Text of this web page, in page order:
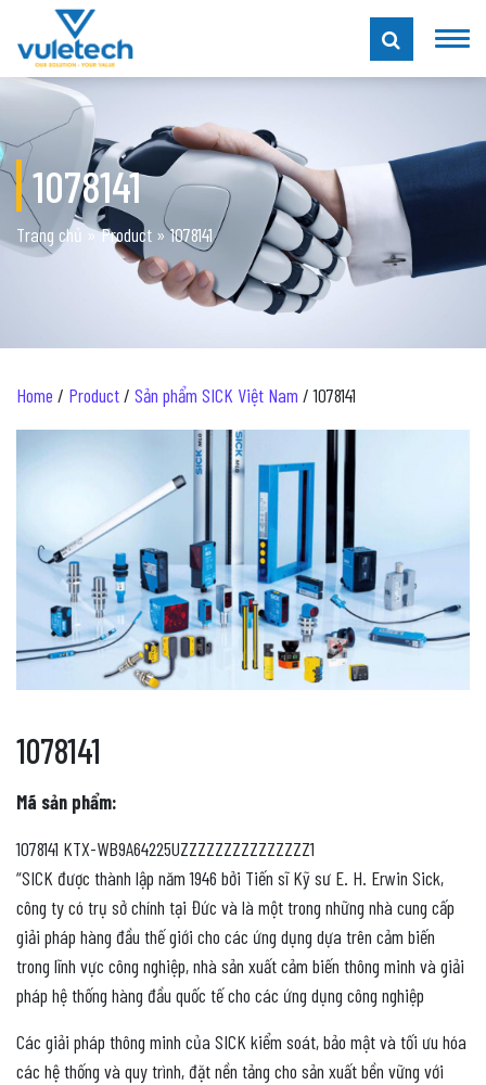
1078141
Trang chủ »Product »1078141
Home / Product/ Sản phẩm SICK Việt Nam / 1078141
1078141
Mã sản phẩm:
1078141 KTX-WB9A64225UZZZZZZZZZZZZZZZ1
“SICK được thành lập năm 1946 bởi Tiến sĩ Kỹ sư E. H. Erwin Sick,
công ty có trụ sở chính tại Đức và là một trong những nhà cung cấp
giải pháp hàng đầu thế giới cho các ứng dụng dựa trên cảm biến
trong lĩnh vực công nghiệp, nhà sản xuất cảm biến thông minh và giải
pháp hệ thống hàng đầu quốc tế cho các ứng dụng công nghiệp
Các giải pháp thông minh của SICK kiểm soát, bảo mật và tối ưu hóa
các hệ thống và quy trình, đặt nền tảng cho sản xuất bền vững với